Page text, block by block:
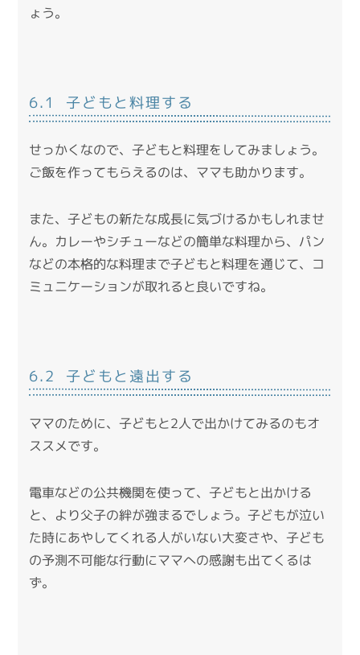
ょう。
6.1 子どもと料理する
せっかくなので、子どもと料理をしてみましょう。
ご飯を作ってもらえるのは、ママも助かります。
また、子どもの新たな成長に気づけるかもしれませ
ん。カレーやシチューなどの簡単な料理から、パン
などの本格的な料理まで子どもと料理を通じて、コ
ミュニケーションが取れると良いですね。
6.2 子どもと遠出する
ママのために、子どもと2人で出かけてみるのもオ
ススメです。
電車などの公共機関を使って、子どもと出かける
と、より父子の絆が強まるでしょう。子どもが泣い
た時にあやしてくれる人がいない大変さや、子ども
の予測不可能な行動にママへの感謝も出てくるは
ず。